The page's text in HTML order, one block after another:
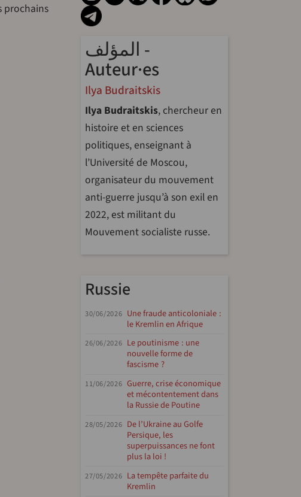
prochains
المؤلف -
Auteur·es
Ilya Budraitskis
Ilya Budraitskis, chercheur en
histoire et en sciences
politiques, enseignant à
l’Université de Moscou,
organisateur du mouvement
anti-guerre jusqu’à son exil en
2022, est militant du
Mouvement socialiste russe.
Russie
30/06/2026 Une fraude anticoloniale :
le Kremlin en Afrique
26/06/2026 Le poutinisme : une
nouvelle forme de
fascisme ?
11/06/2026 Guerre, crise économique
et mécontentement dans
la Russie de Poutine
28/05/2026 De l’Ukraine au Golfe
Persique, les
superpuissances ne font
plus la loi !
27/05/2026 La tempête parfaite du
Kremlin